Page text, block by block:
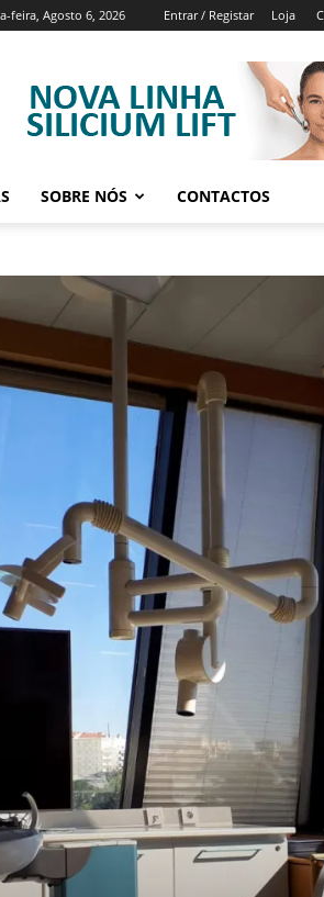
feira, Agosto 6, 2026 Entrar / Registar Loja
SOBRE NÓS CONTACTOS